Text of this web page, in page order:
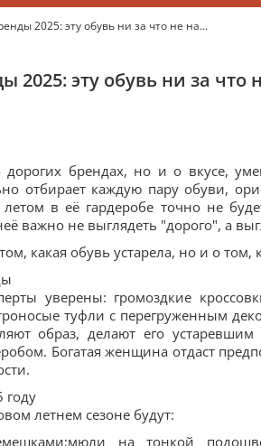
2025: эту обувь ни за что не на...
2025: эту обувь ни за
брендах, но и о вкусе,
отбирает каждую пару обуви,
в её гардеробе точно не
важно не выглядеть "дорого", а
какая обувь устарела, но и о том,
уверены: громоздкие
туфли с перегруженным
образ, делают его
Богатая женщина отдаст
году
летнем сезоне будут:
на тонкой